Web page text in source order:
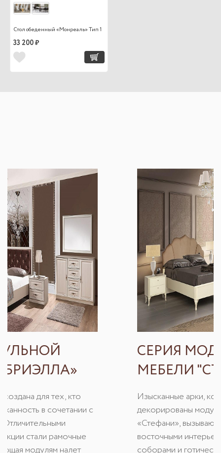
Стол обеденный «Монреаль» Тип 1
33 200 ₽
СЕРИЯ МОДУЛЬНОЙ
МЕБЕЛИ "СТЕФАНИ"
Изысканные арки, которыми богато
декорированы модули из коллекции
«Стефани», вызывают ассоциации с
восточными интерьерами, старинными
соборами и готическим стрельчатыми окнами.